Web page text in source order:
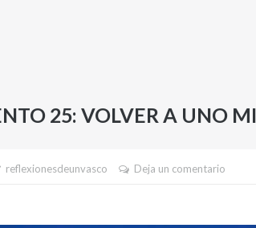
25: VOLVER A UNO
reflexionesdeunvasco Deja un comentario